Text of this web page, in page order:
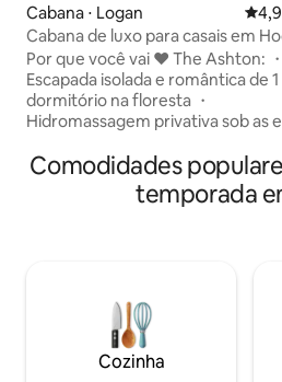
Cabana ⋅ Logan 4,98
Cabana de luxo para casais em
Isolada! Jacuzzi!
Por que você vai ❤️ The Ashton: ・
Escapada isolada e romântica de 1
dormitório na floresta ・
Hidromassagem privativa sob as
ao teto ・Cozinha completa
Área aconchegante para
Fi rápido + Smart TV com
para um fim de semana romântico
um retiro a sós Clique em "❤️ Salvar"
para nos encontrar facilmente
novamente. Leia o anúncio
Comodidades
temporada
Cozinha